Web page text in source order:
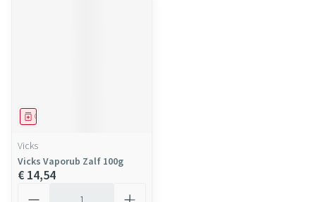
Geneesmiddel
Vicks
Vicks Vaporub Zalf 100g
€ 14,54